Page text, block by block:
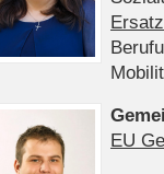
EU